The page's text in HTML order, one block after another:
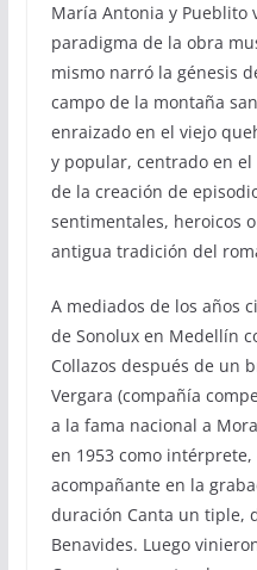
María Antonia y Pueblito
paradigma de la obra
mismo narró la génesis
campo de la montaña
enraizado en el viejo
y popular, centrado en
de la creación de
sentimentales, heroicos
antigua tradición del
A mediados de los años
de Sonolux en Medellín
Collazos después de un
Vergara (compañía
a la fama nacional a
en 1953 como
acompañante en la
duración Canta un tiple,
Benavides. Luego